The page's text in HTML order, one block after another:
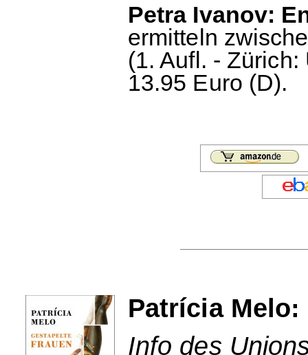
Petra Ivanov:
ermitteln
(1. Aufl. -
13.95 Euro (D).
Patrícia Melo:
Info des